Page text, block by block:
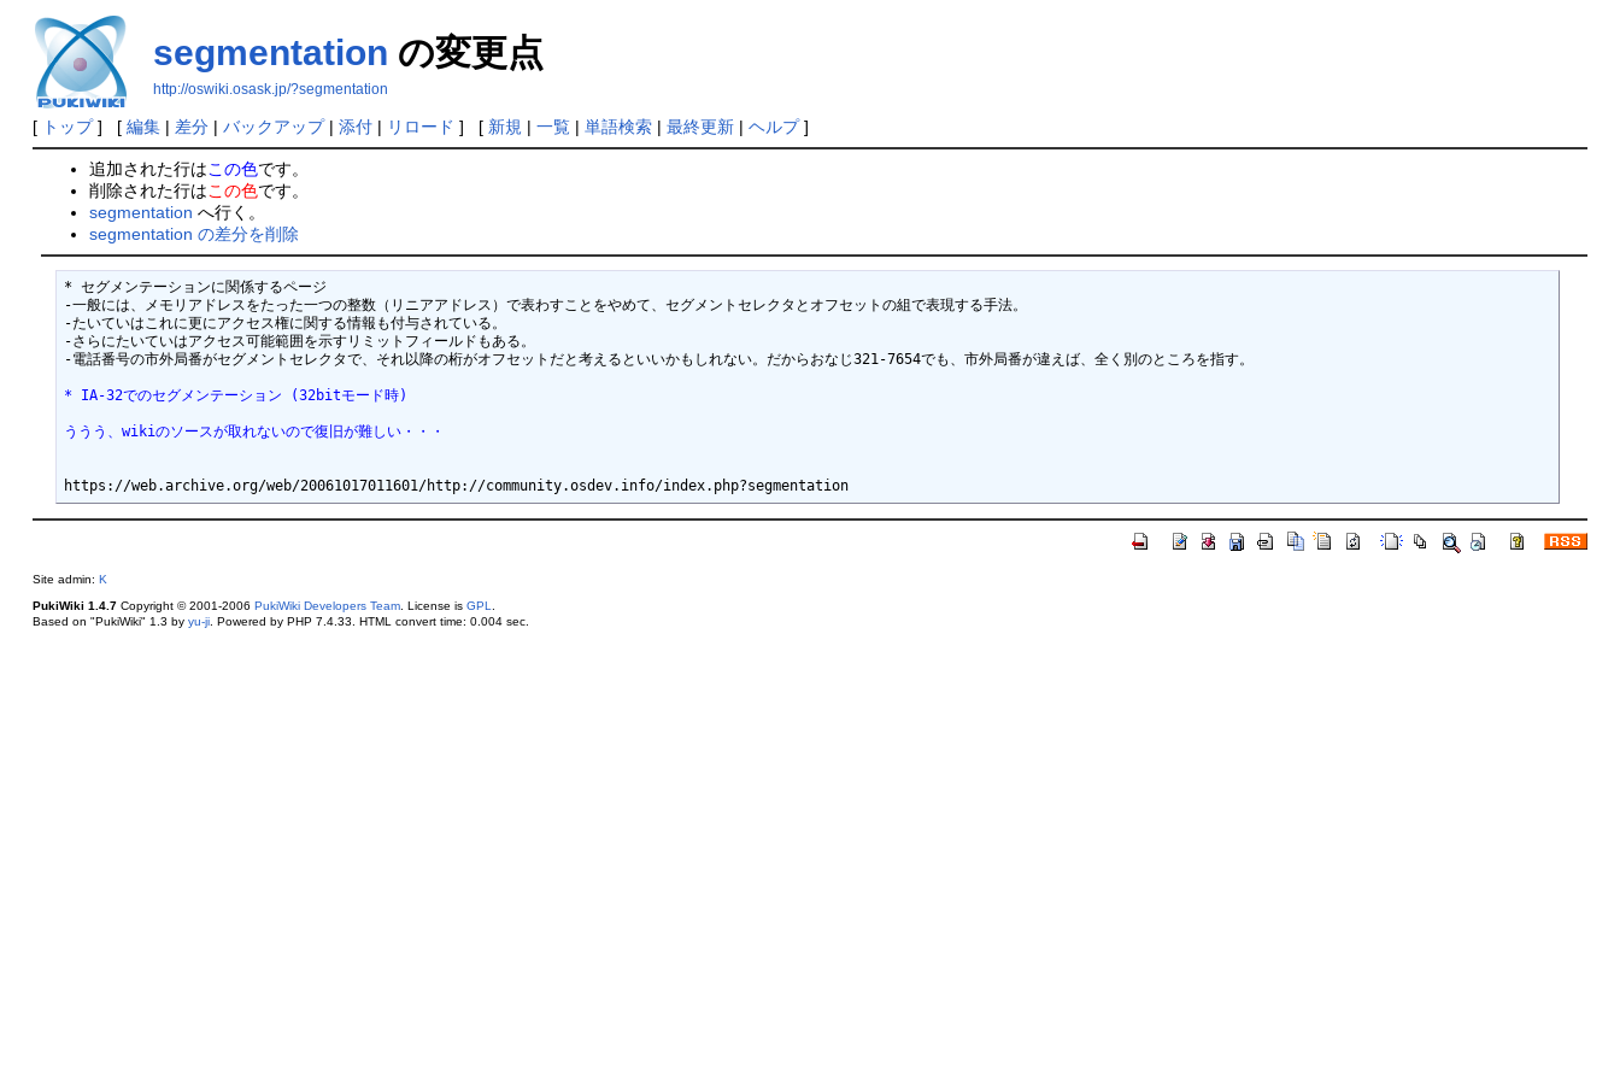
segmentation の変更点
http://oswiki.osask.jp/?segmentation
[ トップ] [ 編集| 差分| バックアップ| 添付| リロード ] [ 新規 | 一覧| 単語検索| 最終更新| ヘルプ]
追加された行はこの色です。
削除された行はこの色です。
segmentation へ行く。
segmentation の差分を削除
* セグメンテーションに関係するページ
-一般には、メモリアドレスをたった一つの整数（リニアアドレス）で表わすことをやめて、セグメントセレクタとオフセットの組で表現する手法。
-たいていはこれに更にアクセス権に関する情報も付与されている。
-さらにたいていはアクセス可能範囲を示すリミットフィールドもある。
-電話番号の市外局番がセグメントセレクタで、それ以降の桁がオフセットだと考えるといいかもしれない。だからおなじ321-7654でも、市外局番が違えば、全く別のところを指す。
* IA-32でのセグメンテーション (32bitモード時)
ううう、wikiのソースが取れないので復旧が難しい・・・
https://web.archive.org/web/20061017011601/http://community.osdev.info/index.php?segmentation
Site admin: K
PukiWiki 1.4.7Copyright © 2001-2006 PukiWiki Developers Team. License is GPL
Based on "PukiWiki" 1.3 by yu-ji. Powered by PHP 7.4.33. HTML convert time: 0.004 sec.